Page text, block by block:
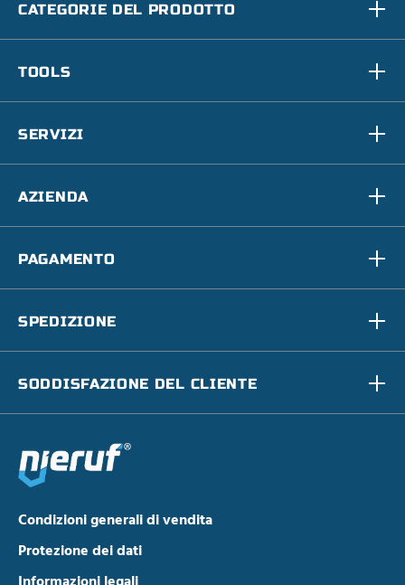
CATEGORIE DEL PRODOTTO
TOOLS
SERVIZI
AZIENDA
PAGAMENTO
SPEDIZIONE
SODDISFAZIONE DEL CLIENTE
Condizioni generali di vendita
Protezione dei dati